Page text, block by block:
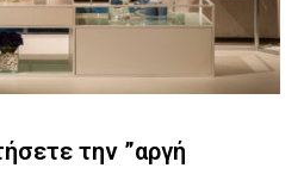
την ”αργή